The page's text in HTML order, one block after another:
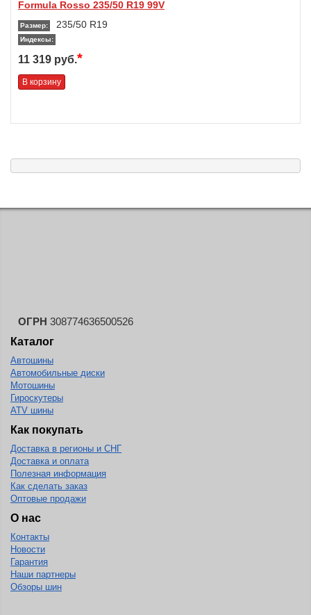
Formula Rosso 235/50 R19 99V
Размер: 235/50 R19
Индексы:
11 319 руб.*
В корзину
ОГРН 308774636500526
Каталог
Автошины
Автомобильные диски
Мотошины
Гироскутеры
ATV шины
Как покупать
Доставка в регионы и СНГ
Доставка и оплата
Полезная информация
Как сделать заказ
Оптовые продажи
О нас
Контакты
Новости
Гарантия
Наши партнеры
Обзоры шин